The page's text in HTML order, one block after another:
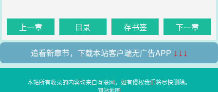
上一章 目录 存书签 下一章
追看新章节，下载本站客户端无广告APP ↓↓↓
本站所有收录的内容均来自互联网，如有侵权我们将尽快删除。
网站地图